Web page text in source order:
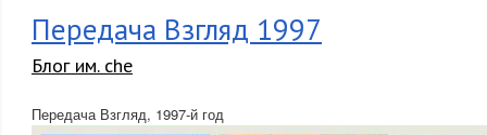
Передача Взгляд 1997
Блог им. che
Передача Взгляд, 1997-й год